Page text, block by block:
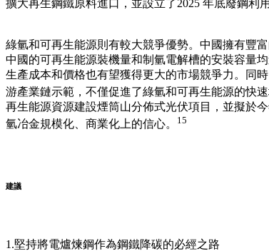
擴大再生鋼鐵原料進口，並設立了2025 年底廢鋼利
綠氫和可再生能源則有較大競爭優勢。中國擁有豐
中國的可再生能源裝機量和制氫電解槽的安裝容量
生產成本和價格也有望獲得更大的市場競爭力。同
游產業鏈示範，不僅促進了綠氫和可再生能源的快
再生能源資源建設煙筒山分佈式光伏項目，並擬於
氫冶金規模化、商業化上的信心。
15
建議
1.堅持將電爐煉鋼作為鋼鐵降碳的必經之路